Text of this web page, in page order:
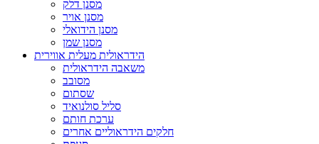
מסנן דלק
מסנן אויר
מסנן הידואלי
מסנן שמן
הידראולית מעלית אווירית
משאבה הידראולית
מסובב
שסתום
סליל סולנואיד
ערכת חותם
חלקים הידראוליים אחרים